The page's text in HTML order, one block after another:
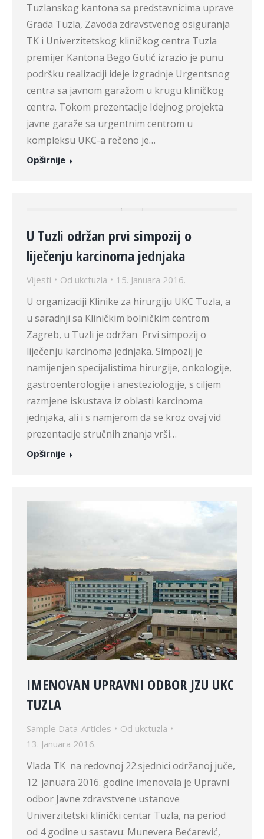
Tuzlanskog kantona sa predstavnicima uprave
Grada Tuzla, Zavoda zdravstvenog osiguranja
TK i Univerzitetskog kliničkog centra Tuzla
premijer Kantona Bego Gutić izrazio je punu
podršku realizaciji ideje izgradnje Urgentsnog
centra sa javnom garažom u krugu kliničkog
centra. Tokom prezentacije Idejnog projekta
javne garaže sa urgentnim centrom u
kompleksu UKC-a rečeno je…
Opširnije
U Tuzli održan prvi simpozij o
liječenju karcinoma jednjaka
Vijesti Od ukctuzla 15. Januara 2016.
U organizaciji Klinike za hirurgiju UKC Tuzla, a
u saradnji sa Kliničkim bolničkim centrom
Zagreb, u Tuzli je održan Prvi simpozij o
liječenju karcinoma jednjaka. Simpozij je
namijenjen specijalistima hirurgije, onkologije,
gastroenterologije i anesteziologije, s ciljem
razmjene iskustava iz oblasti karcinoma
jednjaka, ali i s namjerom da se kroz ovaj vid
prezentacije stručnih znanja vrši…
Opširnije
IMENOVAN UPRAVNI ODBOR JZU UKC
TUZLA
Sample Data-Articles Od ukctuzla
13. Januara 2016.
Vlada TK na redovnoj 22.sjednici održanoj juče,
12. januara 2016. godine imenovala je Upravni
odbor Javne zdravstvene ustanove
Univerzitetski klinički centar Tuzla, na period
od 4 godine u sastavu: Munevera Bećarević,